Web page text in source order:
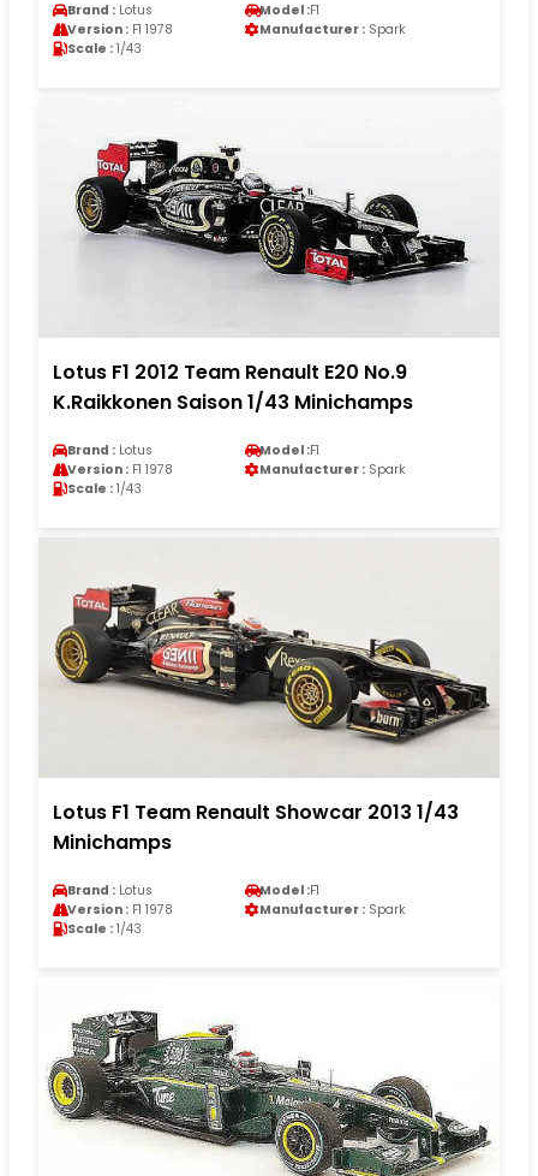
Brand : Lotus Model :F1
Version : F1 1978 Manufacturer : Spark
Scale : 1/43
Lotus F1 2012 Team Renault E20 No.9
K.Raikkonen Saison 1/43 Minichamps
Brand : Lotus Model :F1
Version : F1 1978 Manufacturer : Spark
Scale : 1/43
Lotus F1 Team Renault Showcar 2013 1/43
Minichamps
Brand : Lotus Model :F1
Version : F1 1978 Manufacturer : Spark
Scale : 1/43